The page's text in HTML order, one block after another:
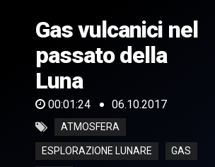
24
seconds
Gas vulcanici nel
passato della
Luna
00:01:24 06.10.2017
ATMOSFERA
ESPLORAZIONE LUNARE GAS